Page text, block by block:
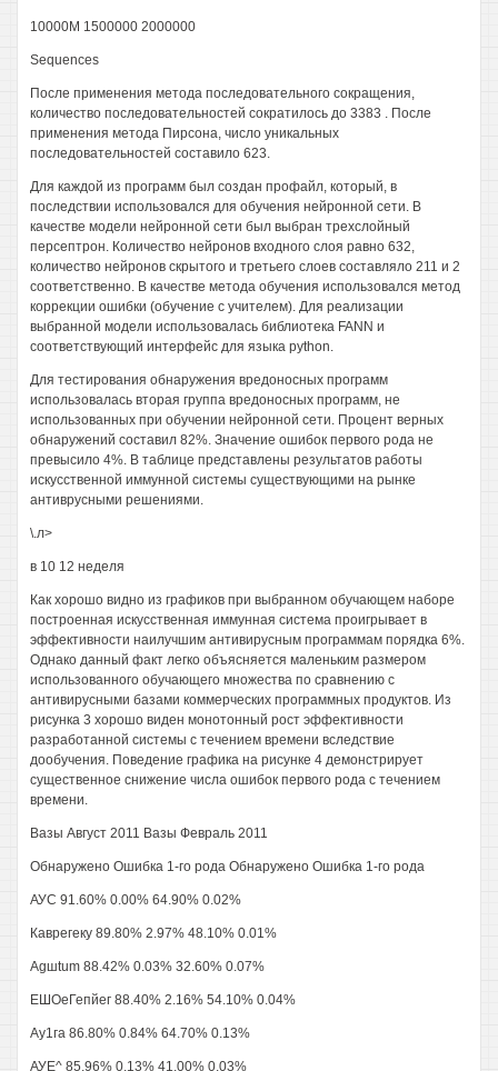
10000М 1500000 2000000
Sequences
После применения метода последовательного сокращения,
количество последовательностей сократилось до 3383 . После
применения метода Пирсона, число уникальных
последовательностей составило 623.
Для каждой из программ был создан профайл, который, в
последствии использовался для обучения нейронной сети. В
качестве модели нейронной сети был выбран трехслойный
персептрон. Количество нейронов входного слоя равно 632,
количество нейронов скрытого и третьего слоев составляло 211 и 2
соответственно. В качестве метода обучения использовался метод
коррекции ошибки (обучение с учителем). Для реализации
выбранной модели использовалась библиотека FANN и
соответствующий интерфейс для языка python.
Для тестирования обнаружения вредоносных программ
использовалась вторая группа вредоносных программ, не
использованных при обучении нейронной сети. Процент верных
обнаружений составил 82%. Значение ошибок первого рода не
превысило 4%. В таблице представлены результатов работы
искусственной иммунной системы существующими на рынке
антиврусными решениями.
\.л>
в 10 12 неделя
Как хорошо видно из графиков при выбранном обучающем наборе
построенная искусственная иммунная система проигрывает в
эффективности наилучшим антивирусным программам порядка 6%.
Однако данный факт легко объясняется маленьким размером
использованного обучающего множества по сравнению с
антивирусными базами коммерческих программных продуктов. Из
рисунка 3 хорошо виден монотонный рост эффективности
разработанной системы с течением времени вследствие
дообучения. Поведение графика на рисунке 4 демонстрирует
существенное снижение числа ошибок первого рода с течением
времени.
Вазы Август 2011 Вазы Февраль 2011
Обнаружено Ошибка 1-го рода Обнаружено Ошибка 1-го рода
АУС 91.60% 0.00% 64.90% 0.02%
Каврегеку 89.80% 2.97% 48.10% 0.01%
Agшtum 88.42% 0.03% 32.60% 0.07%
ЕШОеГепйег 88.40% 2.16% 54.10% 0.04%
Ау1га 86.80% 0.84% 64.70% 0.13%
АУЕ^ 85.96% 0.13% 41.00% 0.03%